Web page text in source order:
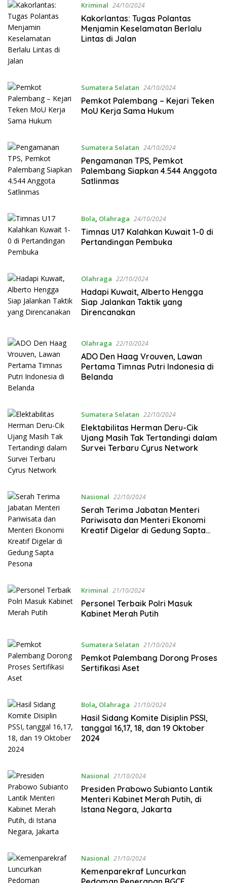
Kriminal 24/10/2024
Kakorlantas: Tugas Polantas
Menjamin Keselamatan Berlalu
Lintas di Jalan
Sumatera Selatan 24/10/2024
Pemkot Palembang – Kejari Teken
MoU Kerja Sama Hukum
Sumatera Selatan 24/10/2024
Pengamanan TPS, Pemkot
Palembang Siapkan 4.544 Anggota
Satlinmas
Bola, Olahraga 24/10/2024
Timnas U17 Kalahkan Kuwait 1-0 di
Pertandingan Pembuka
Olahraga 22/10/2024
Hadapi Kuwait, Alberto Hengga
Siap Jalankan Taktik yang
Direncanakan
Olahraga 22/10/2024
ADO Den Haag Vrouven, Lawan
Pertama Timnas Putri Indonesia di
Belanda
Sumatera Selatan 22/10/2024
Elektabilitas Herman Deru-Cik
Ujang Masih Tak Tertandingi dalam
Survei Terbaru Cyrus Network
Nasional 22/10/2024
Serah Terima Jabatan Menteri
Pariwisata dan Menteri Ekonomi
Kreatif Digelar di Gedung Sapta
Kriminal 21/10/2024
Personel Terbaik Polri Masuk
Kabinet Merah Putih
Sumatera Selatan 21/10/2024
Pemkot Palembang Dorong Proses
Sertifikasi Aset
Bola, Olahraga 21/10/2024
Hasil Sidang Komite Disiplin PSSI,
tanggal 16,17, 18, dan 19 Oktober
2024
Nasional 21/10/2024
Presiden Prabowo Subianto Lantik
Menteri Kabinet Merah Putih, di
Istana Negara, Jakarta
Nasional 21/10/2024
Kemenparekraf Luncurkan